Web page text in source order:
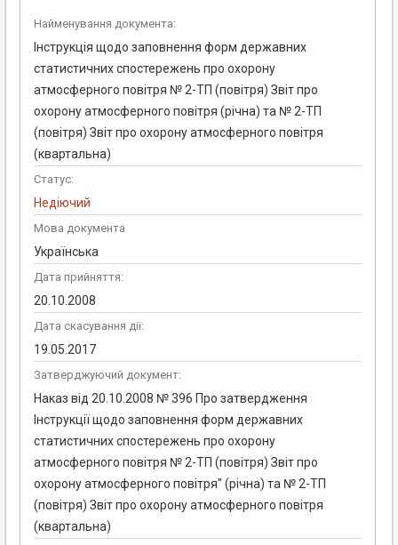
Найменування документа:
Інструкція щодо заповнення форм державних
статистичних спостережень про охорону
атмосферного повітря № 2-ТП (повітря) Звіт про
охорону атмосферного повітря (річна) та № 2-ТП
(повітря) Звіт про охорону атмосферного повітря
(квартальна)
Статус:
Недіючий
Мова документа
Українська
Дата прийняття:
20.10.2008
Дата скасування дії:
19.05.2017
Затверджуючий документ:
Наказ від 20.10.2008 № 396 Про затвердження
Інструкції щодо заповнення форм державних
статистичних спостережень про охорону
атмосферного повітря № 2-ТП (повітря) Звіт про
охорону атмосферного повітря" (річна) та № 2-ТП
(повітря) Звіт про охорону атмосферного повітря
(квартальна)